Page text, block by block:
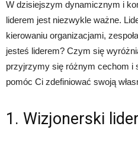
W dzisiejszym dynamicznym i
liderem jest niezwykle ważne.
kierowaniu organizacjami,
jesteś liderem? Czym się
przyjrzymy się różnym cechom i
pomóc Ci zdefiniować swoją
1. Wizjonerski lider